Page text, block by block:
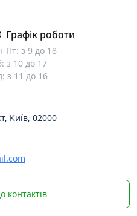
Графік роботи
Пт: з 9 до 18
з 10 до 17
з 11 до 16
Київ, 02000
контактів